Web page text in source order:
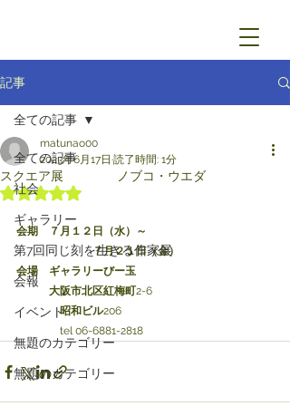
記事
全ての記事
社会
ギャラリー
第7回同じ刻を生きる作家展
会報
イベント
無題のカテゴリー
無題のカテゴリー
全ての記事
スクエア展 ノブコ・ウエダ
matunao00
2023年6月17日 読了時間: 1分
5つ星のうちNaNと評価されています。
会期　７月１２日（水）～
７月２１日（金）
会場　ギャラリーびー玉
大阪市北区紅梅町2-6
昭和ビル206
tel 06-6881-2818